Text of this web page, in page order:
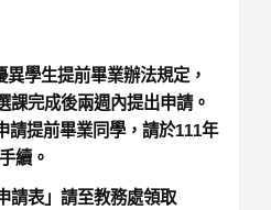
學生提前畢業辦法規定，
課完成後兩週內提出申請。
請提前畢業同學，請於111年
續。
請表」請至教務處領取